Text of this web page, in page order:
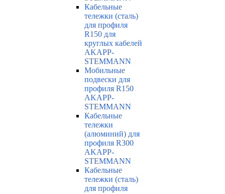
Кабельные
тележки (сталь)
для профиля
R150 для
круглых кабелей
AKAPP-
STEMMANN
Мобильные
подвески для
профиля R150
AKAPP-
STEMMANN
Кабельные
тележки
(алюминий) для
профиля R300
AKAPP-
STEMMANN
Кабельные
тележки (сталь)
для профиля